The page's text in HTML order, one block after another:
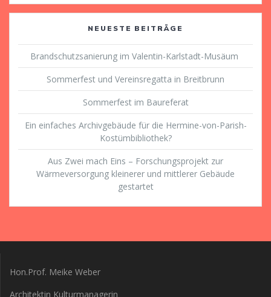
NEUESTE BEITRÄGE
Brandschutzsanierung im Valentin-Karlstadt-Musäum
Sommerfest und Vereinsregatta in Breitbrunn
Sommerfest im Baureferat
Ein einfaches Archivgebäude für die Hermine-von-Parish-
Kostümbibliothek?
Aus Zwei mach Eins – Forschungsprojekt zur
Wärmeversorgung kleinerer und mittlerer Gebäude
gestartet
Hon.Prof. Meike Weber
Architektin Kulturmanagerin